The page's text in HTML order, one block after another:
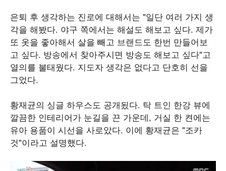
은퇴 후 생각하는 진로에 대해서는 "일단 여러 가지 생
각을 해봤다. 야구 쪽에서는 해설도 해보고 싶다. 제가
또 옷을 좋아해서 살을 빼고 브랜드도 한번 만들어보
고 싶다. 방송에서 찾아주시면 방송도 해보고 싶다"고
열의를 불태웠다. 지도자 생각은 없다고 단호히 선을
그었다.
황재균의 싱글 하우스도 공개됬다. 탁 트인 한강 뷰에
깔끔한 인테리어가 눈길을 끈 가운데, 거실 한 켠에는
유아 용품이 시선을 사로았다. 이에 황재균은 "조카
것"이라고 설명했다.